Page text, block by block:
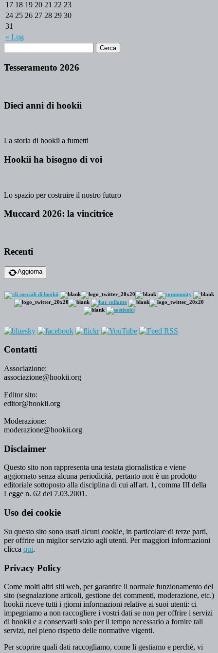
« Lug
17 18 19 20 21 22 23
24 25 26 27 28 29 30
31
Tesseramento 2026
Dieci anni di hookii
La storia di hookii a fumetti
Hookii ha bisogno di voi
Lo spazio per costruire il nostro futuro
Muccard 2026: la vincitrice
Recenti
Aggiorna
Contatti
Associazione:
associazione@hookii.org
Editor sito:
editor@hookii.org
Moderazione:
moderazione@hookii.org
Disclaimer
Questo sito non rappresenta una testata giornalistica e viene
aggiornato senza alcuna periodicità, pertanto non è un prodotto
editoriale sottoposto alla disciplina di cui all'art. 1, comma III della
Legge n. 62 del 7.03.2001.
Uso dei cookie
Su questo sito sono usati alcuni cookie, in particolare di terze parti,
per offrire un miglior servizio agli utenti. Per maggiori informazioni
clicca qui.
Privacy Policy
Come molti altri siti web, per garantire il normale funzionamento del
sito (segnalazione articoli, gestione dei commenti, moderazione, etc.)
hookii riceve tutti i giorni informazioni relative ai suoi utenti: ci
impegniamo a non raccogliere i vostri dati se non per offrire i servizi
di hookii e a conservarli solo per il tempo necessario a fornire tali
servizi, nel pieno rispetto delle normative vigenti.
Per scoprire quali dati raccogliamo, come li gestiamo e perché, vi